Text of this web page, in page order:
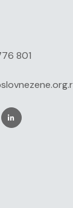
801